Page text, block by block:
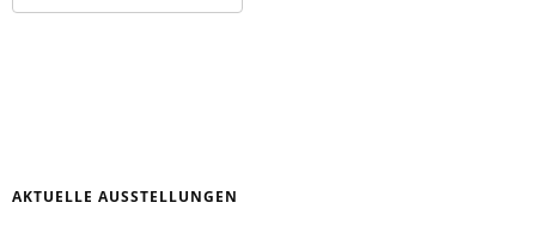
AKTUELLE AUSSTELLUNGEN